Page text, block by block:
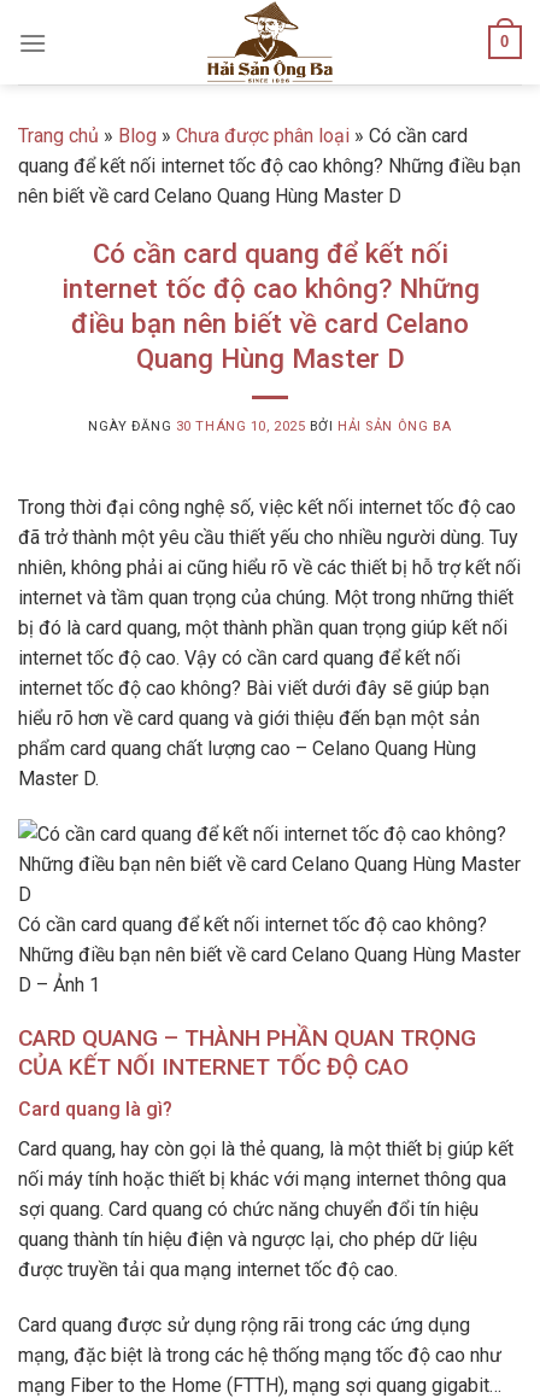
0
Trang chủ » Blog » Chưa được phân loại » Có cần card
quang để kết nối internet tốc độ cao không? Những điều bạn
nên biết về card Celano Quang Hùng Master D
Có cần card quang để kết nối
internet tốc độ cao không? Những
điều bạn nên biết về card Celano
Quang Hùng Master D
NGÀY ĐĂNG 30 THÁNG 10, 2025 BỞI HẢI SẢN ÔNG BA
Trong thời đại công nghệ số, việc kết nối internet tốc độ cao
đã trở thành một yêu cầu thiết yếu cho nhiều người dùng. Tuy
nhiên, không phải ai cũng hiểu rõ về các thiết bị hỗ trợ kết nối
internet và tầm quan trọng của chúng. Một trong những thiết
bị đó là card quang, một thành phần quan trọng giúp kết nối
internet tốc độ cao. Vậy có cần card quang để kết nối
internet tốc độ cao không? Bài viết dưới đây sẽ giúp bạn
hiểu rõ hơn về card quang và giới thiệu đến bạn một sản
phẩm card quang chất lượng cao – Celano Quang Hùng
Master D.
Có cần card quang để kết nối internet tốc độ cao không?
Những điều bạn nên biết về card Celano Quang Hùng Master
D – Ảnh 1
CARD QUANG – THÀNH PHẦN QUAN TRỌNG
CỦA KẾT NỐI INTERNET TỐC ĐỘ CAO
Card quang là gì?
Card quang, hay còn gọi là thẻ quang, là một thiết bị giúp kết
nối máy tính hoặc thiết bị khác với mạng internet thông qua
sợi quang. Card quang có chức năng chuyển đổi tín hiệu
quang thành tín hiệu điện và ngược lại, cho phép dữ liệu
được truyền tải qua mạng internet tốc độ cao.
Card quang được sử dụng rộng rãi trong các ứng dụng
mạng, đặc biệt là trong các hệ thống mạng tốc độ cao như
mạng Fiber to the Home (FTTH), mạng sợi quang gigabit…